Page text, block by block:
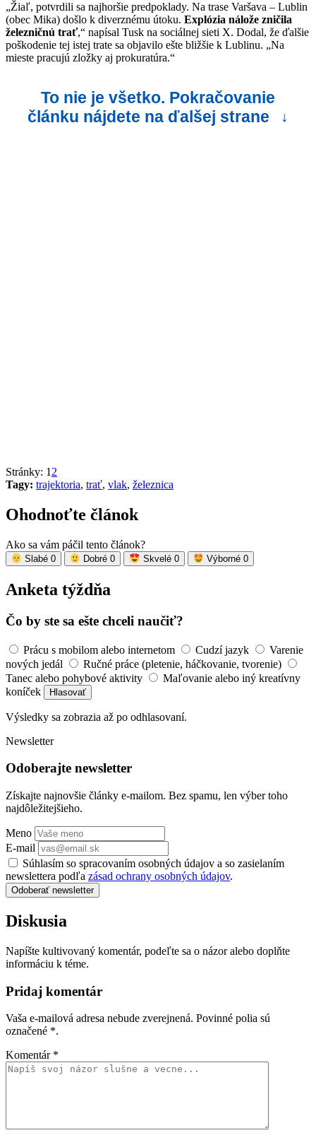
„Žiaľ, potvrdili sa najhoršie predpoklady. Na trase Varšava – Lublin
(obec Mika) došlo k diverznému útoku. Explózia nálože zničila
železničnú trať,“ napísal Tusk na sociálnej sieti X. Dodal, že ďalšie
poškodenie tej istej trate sa objavilo ešte bližšie k Lublinu. „Na
mieste pracujú zložky aj prokuratúra.“
To nie je všetko. Pokračovanie
článku nájdete na ďalšej strane
↓
Stránky: 1 2
Tagy: trajektoria, trať, vlak, železnica
Ohodnoťte článok
Ako sa vám páčil tento článok?
Slabé 0 Dobré 0 Skvelé 0 Výborné 0
Anketa týždňa
Čo by ste sa ešte chceli naučiť?
Prácu s mobilom alebo internetom Cudzí jazyk
Varenie
nových jedál
Ručné práce (pletenie, háčkovanie, tvorenie)
Tanec alebo pohybové aktivity
Maľovanie alebo iný kreatívny
koníček
Hlasovať
Výsledky sa zobrazia až po odhlasovaní.
Newsletter
Odoberajte newsletter
Získajte najnovšie články e-mailom. Bez spamu, len výber toho
najdôležitejšieho.
Meno
E-mail
Súhlasím so spracovaním osobných údajov a so zasielaním
newslettera podľa zásad ochrany osobných údajov.
Odoberať newsletter
Diskusia
Napíšte kultivovaný komentár, podeľte sa o názor alebo doplňte
informáciu k téme.
Pridaj komentár
Vaša e-mailová adresa nebude zverejnená. Povinné polia sú
označené *.
Komentár *